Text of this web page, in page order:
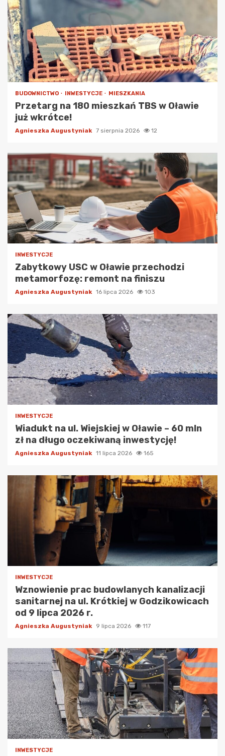
BUDOWNICTWO INWESTYCJE MIESZKANIA
Przetarg na 180 mieszkań TBS w Oławie
już wkrótce!
Agnieszka Augustyniak 7 sierpnia 2026 12
INWESTYCJE
Zabytkowy USC w Oławie przechodzi
metamorfozę: remont na finiszu
Agnieszka Augustyniak 16 lipca 2026 103
INWESTYCJE
Wiadukt na ul. Wiejskiej w Oławie – 60 mln
zł na długo oczekiwaną inwestycję!
Agnieszka Augustyniak 11 lipca 2026 165
INWESTYCJE
Wznowienie prac budowlanych kanalizacji
sanitarnej na ul. Krótkiej w Godzikowicach
od 9 lipca 2026 r.
Agnieszka Augustyniak 9 lipca 2026 117
INWESTYCJE